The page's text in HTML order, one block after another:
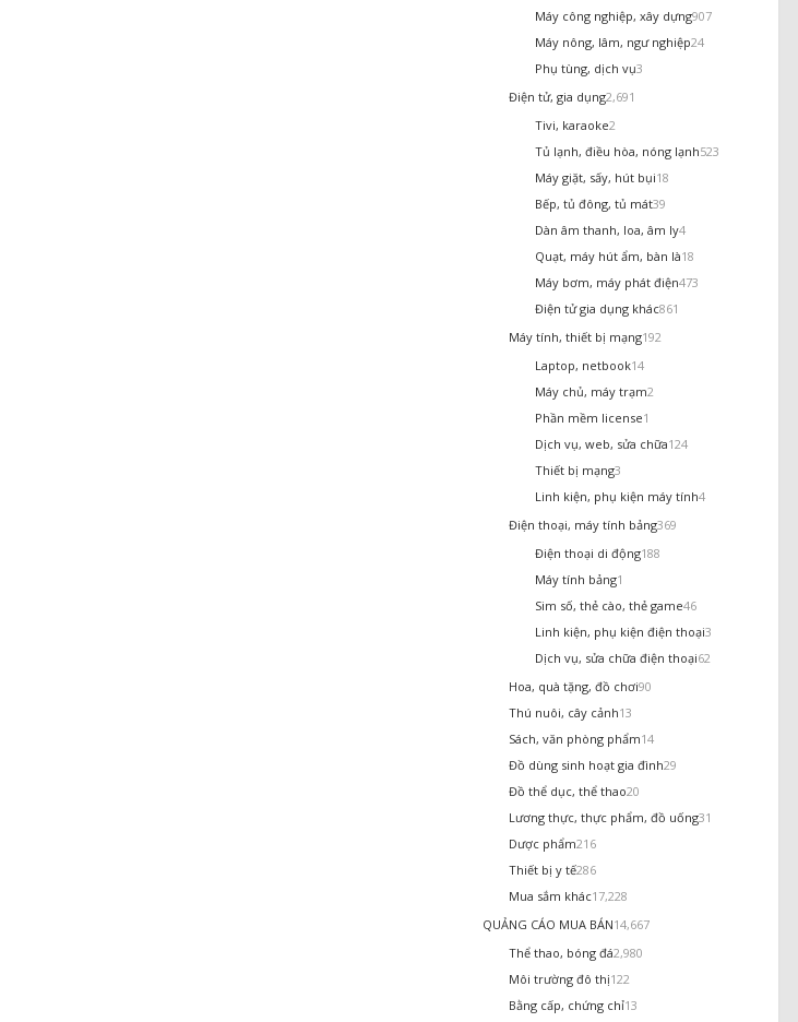
Máy công nghiệp, xây dựng907
Máy nông, lâm, ngư nghiệp24
Phụ tùng, dịch vụ3
Điện tử, gia dụng2,691
Tivi, karaoke2
Tủ lạnh, điều hòa, nóng lạnh523
Máy giặt, sấy, hút bụi18
Bếp, tủ đông, tủ mát39
Dàn âm thanh, loa, âm ly4
Quạt, máy hút ẩm, bàn là18
Máy bơm, máy phát điện473
Điện tử gia dụng khác861
Máy tính, thiết bị mạng192
Laptop, netbook14
Máy chủ, máy trạm2
Phần mềm license1
Dịch vụ, web, sửa chữa124
Thiết bị mạng3
Linh kiện, phụ kiện máy tính4
Điện thoại, máy tính bảng369
Điện thoại di động188
Máy tính bảng1
Sim số, thẻ cào, thẻ game46
Linh kiện, phụ kiện điện thoại3
Dịch vụ, sửa chữa điện thoại62
Hoa, quà tặng, đồ chơi90
Thú nuôi, cây cảnh13
Sách, văn phòng phẩm14
Đồ dùng sinh hoạt gia đình29
Đồ thể dục, thể thao20
Lương thực, thực phẩm, đồ uống31
Dược phẩm216
Thiết bị y tế286
Mua sắm khác17,228
QUẢNG CÁO MUA BÁN14,667
Thể thao, bóng đá2,980
Môi trường đô thị122
Bằng cấp, chứng chỉ13